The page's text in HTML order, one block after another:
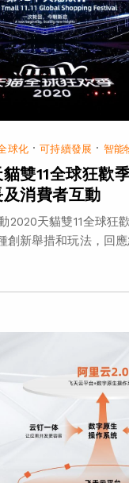
球化·可持續發展 · 智能
貓雙11全球狂
消費者互動
2020天貓雙11全球狂
創新舉措和玩法，回